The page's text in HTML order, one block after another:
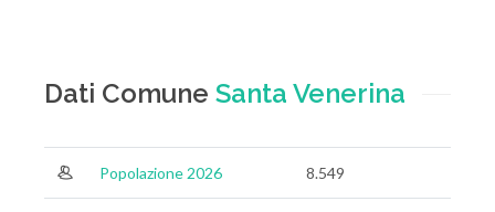
Dati Comune Santa Venerina
Popolazione 2026 8.549